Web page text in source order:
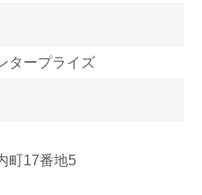
タープライズ
町17番地5